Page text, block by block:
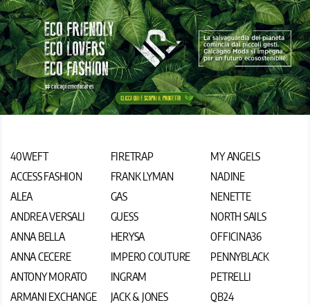
40WEFT
ACCESS FASHION
ALEA
ANDREA VERSALI
ANNA BELLA
ANNA CECERE
ANTONY MORATO
ARMANI EXCHANGE
FIRETRAP
FRANK LYMAN
GAS
GUESS
HERYSA
IMPERO COUTURE
INGRAM
JACK & JONES
MY ANGELS
NADINE
NENETTE
NORTH SAILS
OFFICINA36
PENNYBLACK
PETRELLI
QB24